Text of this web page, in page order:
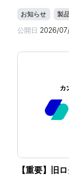
お知らせ 製
公開日 2026/
【重要】旧